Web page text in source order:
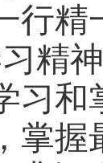
行精
精
习和
掌握